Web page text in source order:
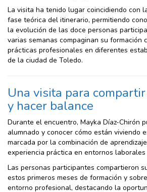
La visita ha tenido lugar coincidiendo con
fase teórica del itinerario, permitiendo
la evolución de las doce personas
varias semanas compaginan su formación
prácticas profesionales en diferentes
de la ciudad de Toledo.
Una visita para
y hacer balance
Durante el encuentro, Mayka Díaz-Chirón
alumnado y conocer cómo están viviendo
marcada por la combinación de
experiencia práctica en entornos laborales
Las personas participantes compartieron
estos primeros meses de formación y
entorno profesional, destacando la